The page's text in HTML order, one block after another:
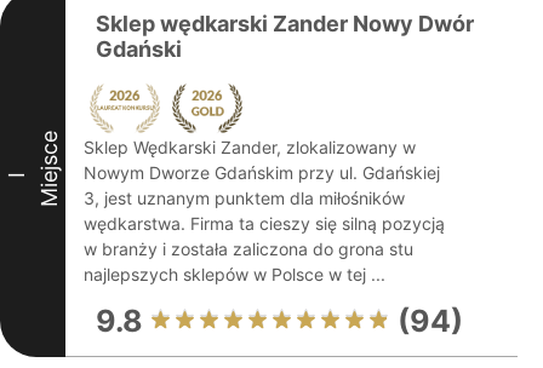
I Miejsce
Sklep wędkarski Zander Nowy Dwór
Gdański
Sklep Wędkarski Zander, zlokalizowany w
Nowym Dworze Gdańskim przy ul. Gdańskiej
3, jest uznanym punktem dla miłośników
wędkarstwa. Firma ta cieszy się silną pozycją
w branży i została zaliczona do grona stu
najlepszych sklepów w Polsce w tej ...
9.8 (94)